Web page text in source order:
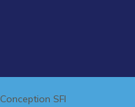
Conception SFI